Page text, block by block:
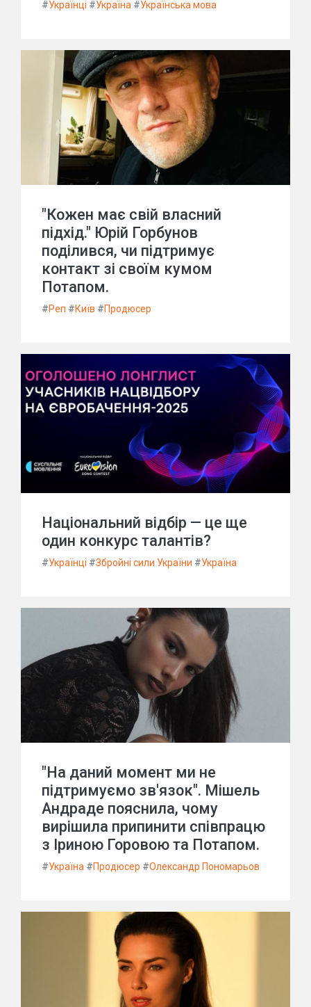
#Українці #Україна #Українська мова
"Кожен має свій власний
підхід." Юрій Горбунов
поділився, чи підтримує
контакт зі своїм кумом
Потапом.
#Реп #Київ #Продюсер
Національний відбір — це ще
один конкурс талантів?
#Українці #Збройні сили України #Україна
"На даний момент ми не
підтримуємо зв'язок". Мішель
Андраде пояснила, чому
вирішила припинити співпрацю
з Іриною Горовою та Потапом.
#Україна #Продюсер #Олександр Пономарьов